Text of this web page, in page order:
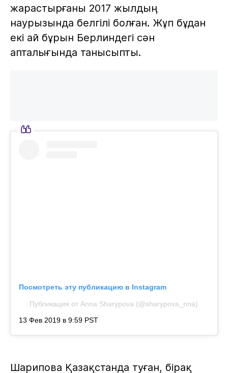
жарастырғаны 2017 жылдың
наурызында белгілі болған. Жұп бұдан
екі ай бұрын Берлиндегі сән
апталығында танысыпты.
Посмотреть эту публикацию в Instagram
Публикация от Anna Sharypova (@sharypova_nna)
13 Фев 2019 в 9:59 PST
Шарипова Қазақстанда туған, бірақ